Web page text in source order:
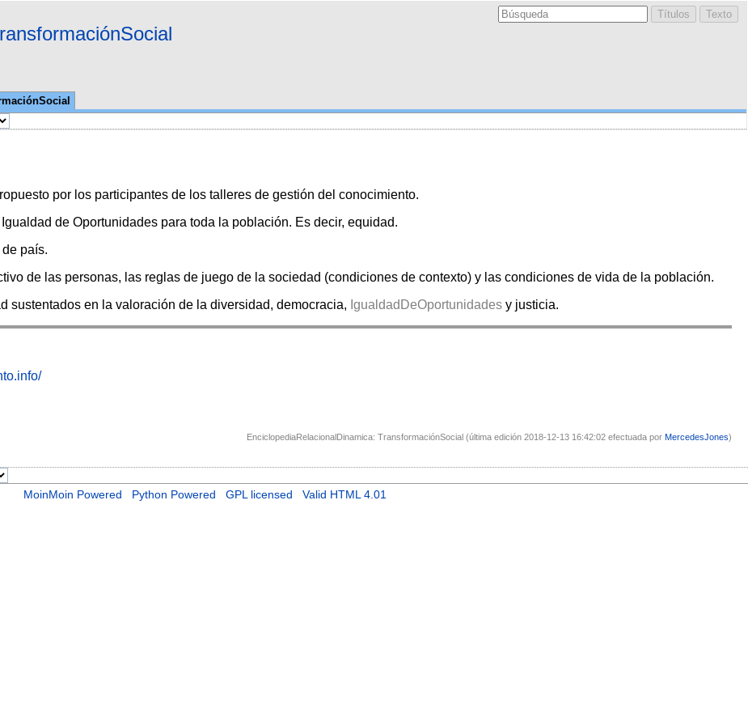
por los participantes de los talleres de gestión del conocimiento.
de Oportunidades para toda la población. Es decir, equidad.
país.
de las personas, las reglas de juego de la sociedad (condiciones de contexto) y las condiciones de vida de la población.
sustentados en la valoración de la diversidad, democracia, IgualdadDeOportunidades y justicia.
EnciclopediaRelacionalDinamica: TransformaciónSocial (última edición 2018-12-13 16:42:02 efectuada por MercedesJones)
MoinMoin Powered Python Powered GPL licensed Valid HTML 4.01